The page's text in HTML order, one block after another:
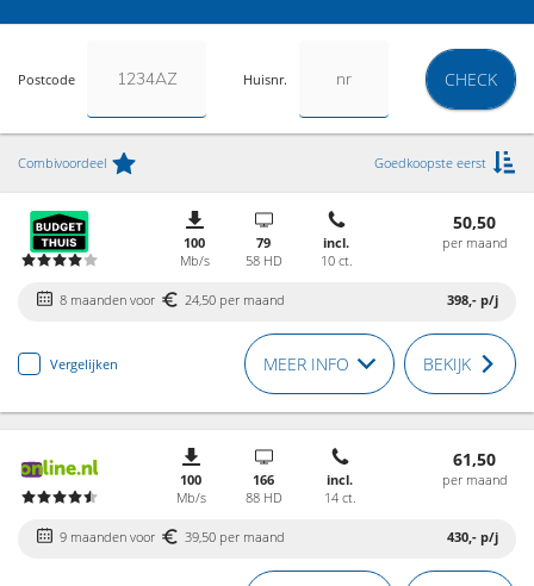
Postcode Huisnr. CHECK
Combivoordeel Goedkoopste eerst
100
Mb/s
79
58 HD
incl.
10 ct.
50,50
per maand
8 maanden voor 24,50 per maand 398,- p/j
Vergelijken MEER INFO BEKIJK
100
Mb/s
166
88 HD
incl.
14 ct.
61,50
per maand
9 maanden voor 39,50 per maand 430,- p/j